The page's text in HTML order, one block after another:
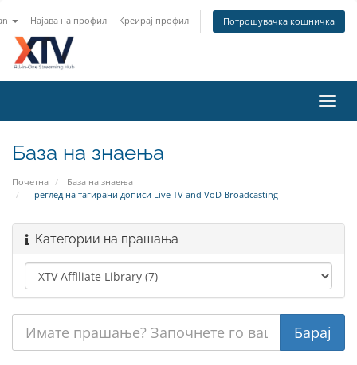
Најава на профил Креирај профил Потрошувачка кошничка
База на знаења
Почетна
База на знаења
Преглед на тагирани дописи Live TV and VoD Broadcasting
Категории на прашања